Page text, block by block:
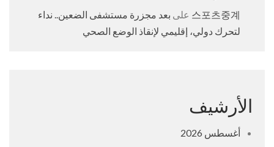
스포츠중계 على بعد مجزرة مستشفى الضعين.. نداء
لتحرك دولي، إقليمي لإنقاذ الوضع الصحي
الأرشيف
أغسطس 2026